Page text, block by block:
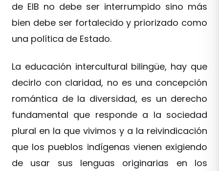
de EIB no debe ser interrumpido sino más
bien debe ser fortalecido y priorizado como
una política de Estado.
La educación intercultural bilingüe, hay que
decirlo con claridad, no es una concepción
romántica de la diversidad, es un derecho
fundamental que responde a la sociedad
plural en la que vivimos y a la reivindicación
que los pueblos indígenas vienen exigiendo
de usar sus lenguas originarias en los